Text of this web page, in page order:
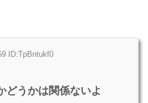
ID:TpBntukf0
どうかは関係ないよ